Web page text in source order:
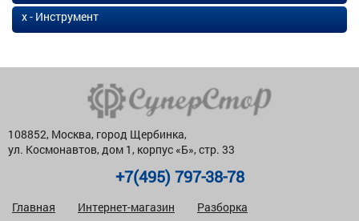
х - Инструмент
108852, Москва, город Щербинка,
ул. Космонавтов, дом 1, корпус «Б», стр. 33
+7(495) 797-38-78
Главная Интернет-магазин
Разборка